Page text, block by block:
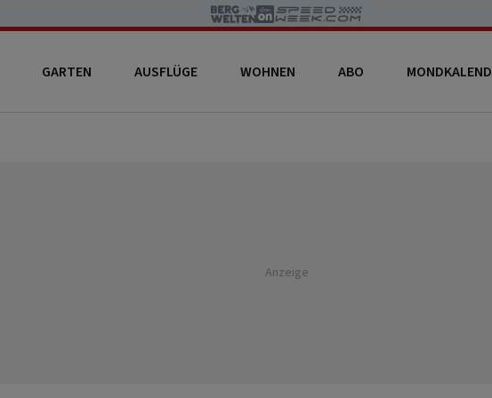
GARTEN AUSFLÜGE WOHNEN ABO
Anzeige